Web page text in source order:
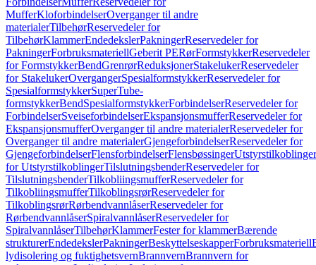
MufferKloforbindelserOverganger til andre
materialerTilbehørReservedeler for
TilbehørKlammerEndedekslerPakningerReservedeler for
PakningerForbruksmateriellGeberit PERørFormstykkerReservedeler
for FormstykkerBendGrenrørReduksjonerStakelukerReservedeler
for StakelukerOvergangerSpesialformstykkerReservedeler for
SpesialformstykkerSuperTube-
formstykkerBendSpesialformstykkerForbindelserReservedeler for
ForbindelserSveiseforbindelserEkspansjonsmufferReservedeler for
EkspansjonsmufferOverganger til andre materialerReservedeler for
Overganger til andre materialerGjengeforbindelserReservedeler for
GjengeforbindelserFlensforbindelserFlensbøssingerUtstyrstilkoblinger
for UtstyrstilkoblingerTilslutningsbenderReservedeler for
TilslutningsbenderTilkobliingsmufferReservedeler for
TilkobliingsmufferTilkoblingsrørReservedeler for
TilkoblingsrørRørbendvannlåserReservedeler for
RørbendvannlåserSpiralvannlåserReservedeler for
SpiralvannlåserTilbehørKlammerFester for klammerBærende
strukturerEndedekslerPakningerBeskyttelseskapperForbruksmateriell
lydisolering og fuktighetsvernBrannvernBrannvern for